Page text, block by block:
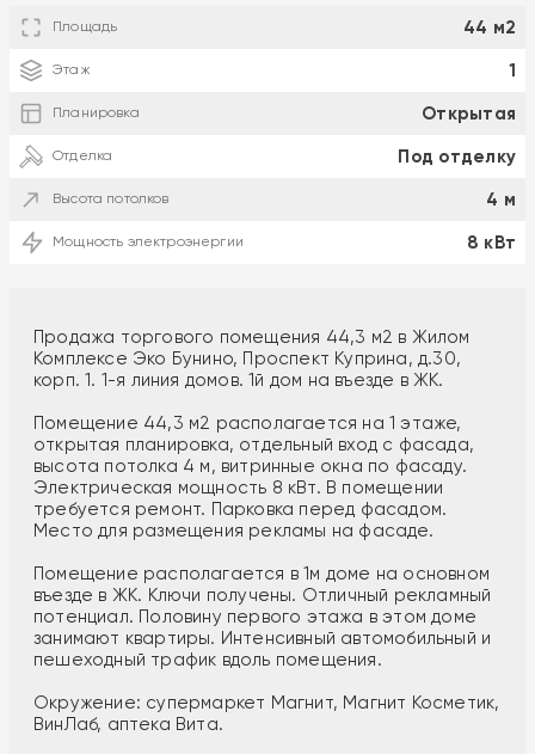
Площадь 44 м2
Этаж 1
Планировка Открытая
Отделка Под отделку
Высота потолков 4 м
Мощность электроэнергии 8 кВт
Продажа торгового помещения 44,3 м2 в Жилом
Комплексе Эко Бунино, Проспект Куприна, д.30,
корп. 1. 1-я линия домов. 1й дом на въезде в ЖК.
Помещение 44,3 м2 располагается на 1 этаже,
открытая планировка, отдельный вход с фасада,
высота потолка 4 м, витринные окна по фасаду.
Электрическая мощность 8 кВт. В помещении
требуется ремонт. Парковка перед фасадом.
Место для размещения рекламы на фасаде.
Помещение располагается в 1м доме на основном
въезде в ЖК. Ключи получены. Отличный рекламный
потенциал. Половину первого этажа в этом доме
занимают квартиры. Интенсивный автомобильный и
пешеходный трафик вдоль помещения.
Окружение: супермаркет Магнит, Магнит Косметик,
ВинЛаб, аптека Вита.